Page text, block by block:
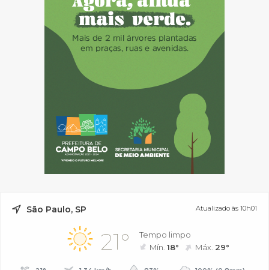
São Paulo, SP Atualizado às 10h01
21°
Tempo limpo
Mín.18° Máx. 29°